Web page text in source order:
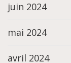
juin 2024
mai 2024
avril 2024